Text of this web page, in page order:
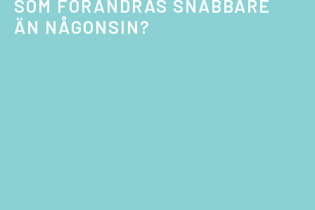
SOM FÖRÄNDRAS SNABBARE
ÄN NÅGONSIN?